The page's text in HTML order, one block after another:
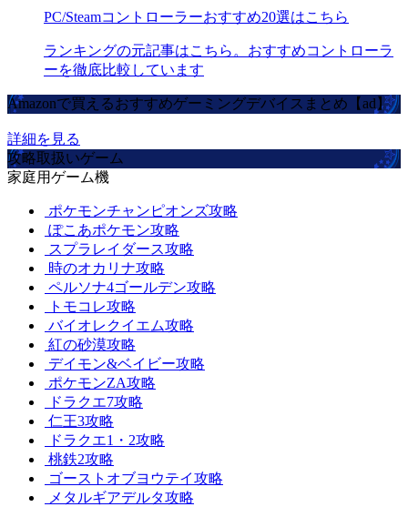
PC/Steamコントローラーおすすめ20選はこちら
ランキングの元記事はこちら。おすすめコントローラ
ーを徹底比較しています
Amazonで買えるおすすめゲーミングデバイスまとめ【ad】
詳細を見る
攻略取扱いゲーム
家庭用ゲーム機
ポケモンチャンピオンズ攻略
ぽこあポケモン攻略
スプラレイダース攻略
時のオカリナ攻略
ペルソナ4ゴールデン攻略
トモコレ攻略
バイオレクイエム攻略
紅の砂漠攻略
デイモン&ベイビー攻略
ポケモンZA攻略
ドラクエ7攻略
仁王3攻略
ドラクエ1・2攻略
桃鉄2攻略
ゴーストオブヨウテイ攻略
メタルギアデルタ攻略